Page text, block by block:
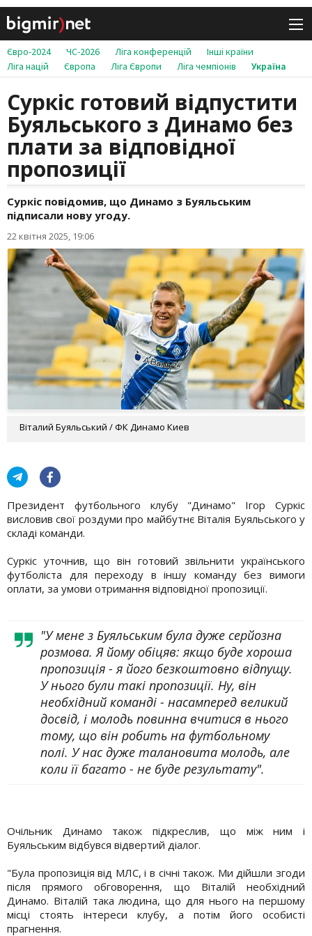
Євро-2024 ЧС-2026 Ліга конференцій
Інші країни
Ліга націй
Європа Ліга Європи Ліга чемпіонів Україна
Суркіс готовий відпустити
Буяльського з Динамо без
плати за відповідної
пропозиції
Суркіс повідомив, що Динамо з Буяльським
підписали нову угоду.
22 квітня 2025, 19:06
Віталий Буяльський / ФК Динамо Киев
Президент футбольного клубу "Динамо" Ігор Суркіс
висловив свої роздуми про майбутнє Віталія Буяльського у
складі команди.
Суркіс уточнив, що він готовий звільнити українського
футболіста для переходу в іншу команду без вимоги
оплати, за умови отримання відповідної пропозиції.
"У мене з Буяльським була дуже серйозна
розмова. Я йому обіцяв: якщо буде хороша
пропозиція - я його безкоштовно відпущу.
У нього були такі пропозиції. Ну, він
необхідний команді - насамперед великий
досвід, і молодь повинна вчитися в нього
тому, що він робить на футбольному
полі. У нас дуже талановита молодь, але
коли її багато - не буде результату".
Очільник Динамо також підкреслив, що між ним і
Буяльським відбувся відвертий діалог.
"Була пропозиція від МЛС, і в січні також. Ми дійшли згоди
після прямого обговорення, що Віталій необхідний
Динамо. Віталій така людина, що для нього на першому
місці стоять інтереси клубу, а потім його особисті
прагнення.